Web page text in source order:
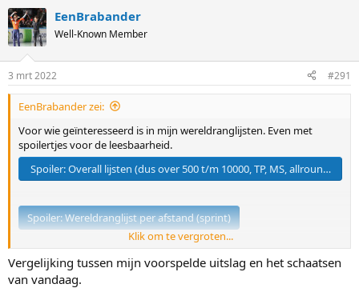
c
t
i
s
:
EenBrabander
Well-Known Member
3 mrt 2022 #291
EenBrabander zei:
Voor wie geïnteresseerd is in mijn wereldranglijsten. Even met
spoilertjes voor de leesbaarheid.
Spoiler:Overall lijsten (dus over 500 t/m 10000, TP, MS, allround en
Spoiler:Wereldranglijst per afstand (sprint)
Spoiler:Gemodelleerde Uitslagen aka Voorspellingen
Klik om te vergroten...
Vergelijking tussen mijn voorspelde uitslag en het schaatsen
van vandaag.